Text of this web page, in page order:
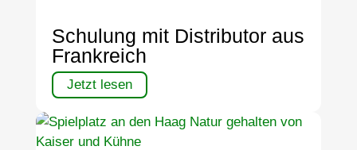
Schulung mit Distributor aus
Frankreich
Jetzt lesen